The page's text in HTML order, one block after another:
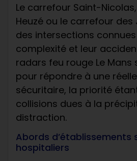
Le carrefour Saint-
Heuzé ou le carrefour
des intersections
complexité et leur
radars feu rouge Le
pour répondre à une
sécuritaire, la priorité
collisions dues à la
distraction.
Abords d’établissements
hospitaliers